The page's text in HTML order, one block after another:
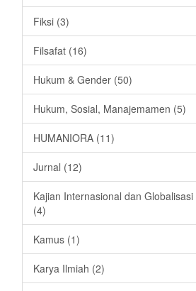
Fiksi (3)
Filsafat (16)
Hukum & Gender (50)
Hukum, Sosial, Manajemamen (5)
HUMANIORA (11)
Jurnal (12)
Kajian Internasional dan Globalisasi
(4)
Kamus (1)
Karya Ilmiah (2)